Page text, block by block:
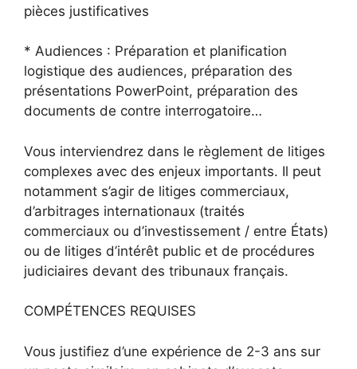
pièces justificatives
* Audiences : Préparation et planification
logistique des audiences, préparation des
présentations PowerPoint, préparation des
documents de contre interrogatoire…
Vous interviendrez dans le règlement de litiges
complexes avec des enjeux importants. Il peut
notamment s’agir de litiges commerciaux,
d’arbitrages internationaux (traités
commerciaux ou d’investissement / entre États)
ou de litiges d’intérêt public et de procédures
judiciaires devant des tribunaux français.
COMPÉTENCES REQUISES
Vous justifiez d’une expérience de 2-3 ans sur